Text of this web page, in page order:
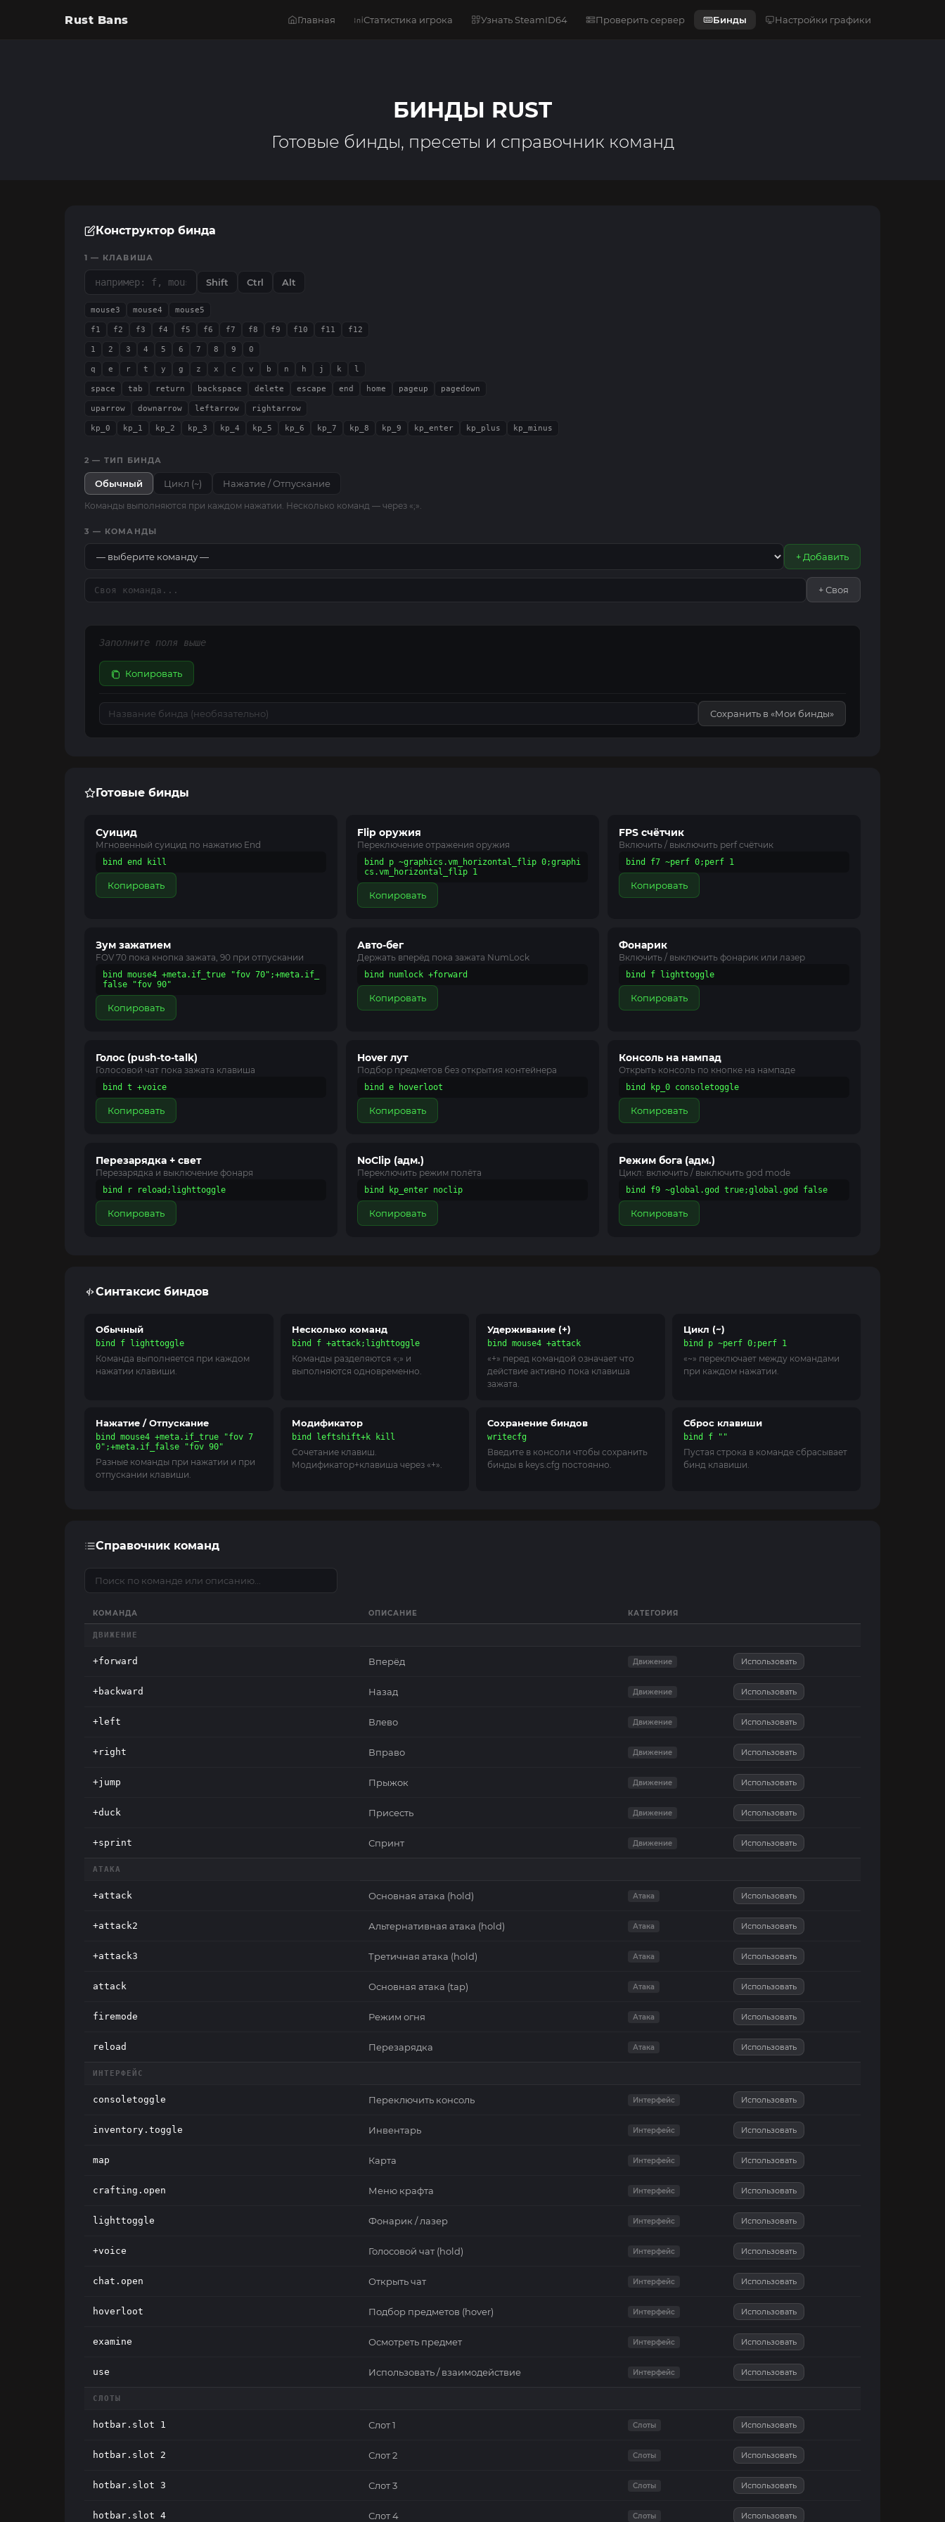
Rust Bans Главная Статистика игрока Узнать SteamID64 Проверить сервер Бинды Настройки графики
БИНДЫ RUST
Готовые бинды, пресеты и справочник команд
Конструктор бинда
1 — КЛАВИША
Shift Ctrl Alt
mouse3 mouse4 mouse5
f1 f2 f3 f4 f5 f6 f7 f8 f9 f10 f11 f12
1 2 3 4 5 6 7 8 9 0
q e r t y g z x c v b n h j k l
space tab return backspace delete escape end home pageup pagedown
uparrow downarrow leftarrow rightarrow
kp_0 kp_1 kp_2 kp_3 kp_4 kp_5 kp_6 kp_7 kp_8 kp_9 kp_enter kp_plus kp_minus
2 — ТИП БИНДА
Обычный Цикл (~) Нажатие / Отпускание
Команды выполняются при каждом нажатии. Несколько команд — через «;».
3 — КОМАНДЫ
+ Добавить
+ Своя
Заполните поля выше
Копировать
Сохранить в «Мои бинды»
Готовые бинды
Суицид
Мгновенный суицид по нажатию End
bind end kill
Копировать
Flip оружия
Переключение отражения оружия
bind p ~graphics.vm_horizontal_flip 0;graphi
cs.vm_horizontal_flip 1
Копировать
FPS счётчик
Включить / выключить perf счётчик
bind f7 ~perf 0;perf 1
Копировать
Зум зажатием
FOV 70 пока кнопка зажата, 90 при отпускании
bind mouse4 +meta.if_true "fov 70";+meta.if_
false "fov 90"
Копировать
Авто-бег
Держать вперёд пока зажата NumLock
bind numlock +forward
Копировать
Фонарик
Включить / выключить фонарик или лазер
bind f lighttoggle
Копировать
Голос (push-to-talk)
Голосовой чат пока зажата клавиша
bind t +voice
Копировать
Hover лут
Подбор предметов без открытия контейнера
bind e hoverloot
Копировать
Консоль на нампад
Открыть консоль по кнопке на нампаде
bind kp_0 consoletoggle
Копировать
Перезарядка + свет
Перезарядка и выключение фонаря
bind r reload;lighttoggle
Копировать
NoClip (адм.)
Переключить режим полёта
bind kp_enter noclip
Копировать
Режим бога (адм.)
Цикл: включить / выключить god mode
bind f9 ~global.god true;global.god false
Копировать
Синтаксис биндов
Обычный
bind f lighttoggle
Команда выполняется при каждом
нажатии клавиши.
Несколько команд
bind f +attack;lighttoggle
Команды разделяются «;» и
выполняются одновременно.
Удерживание (+)
bind mouse4 +attack
«+» перед командой означает что
действие активно пока клавиша
зажата.
Цикл (~)
bind p ~perf 0;perf 1
«~» переключает между командами
при каждом нажатии.
Нажатие / Отпускание
bind mouse4 +meta.if_true "fov 7
0";+meta.if_false "fov 90"
Разные команды при нажатии и при
отпускании клавиши.
Модификатор
bind leftshift+k kill
Сочетание клавиш.
Модификатор+клавиша через «+».
Сохранение биндов
writecfg
Введите в консоли чтобы сохранить
бинды в keys.cfg постоянно.
Сброс клавиши
bind f ""
Пустая строка в команде сбрасывает
бинд клавиши.
Справочник команд
КОМАНДА ОПИСАНИЕ КАТЕГОРИЯ
ДВИЖЕНИЕ
+forward Вперёд Движение Использовать
+backward Назад Движение Использовать
+left Влево Движение Использовать
+right Вправо Движение Использовать
+jump Прыжок Движение Использовать
+duck Присесть Движение Использовать
+sprint Спринт Движение Использовать
АТАКА
+attack Основная атака (hold) Атака Использовать
+attack2 Альтернативная атака (hold) Атака Использовать
+attack3 Третичная атака (hold) Атака Использовать
attack Основная атака (tap) Атака Использовать
firemode Режим огня Атака Использовать
reload Перезарядка Атака Использовать
ИНТЕРФЕЙС
consoletoggle Переключить консоль Интерфейс Использовать
inventory.toggle Инвентарь Интерфейс Использовать
map Карта Интерфейс Использовать
crafting.open Меню крафта Интерфейс Использовать
lighttoggle Фонарик / лазер Интерфейс Использовать
+voice Голосовой чат (hold) Интерфейс Использовать
chat.open Открыть чат Интерфейс Использовать
hoverloot Подбор предметов (hover) Интерфейс Использовать
examine Осмотреть предмет Интерфейс Использовать
use Использовать / взаимодействие Интерфейс Использовать
СЛОТЫ
hotbar.slot 1 Слот 1 Слоты Использовать
hotbar.slot 2 Слот 2 Слоты Использовать
hotbar.slot 3 Слот 3 Слоты Использовать
hotbar.slot 4 Слот 4 Слоты Использовать